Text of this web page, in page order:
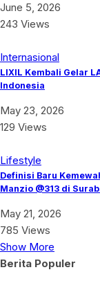
June 5, 2026
243 Views
Internasional
LIXIL Kembali Gelar
Indonesia
May 23, 2026
129 Views
Lifestyle
Definisi Baru
Manzio @313 di
May 21, 2026
785 Views
Show More
Berita Populer